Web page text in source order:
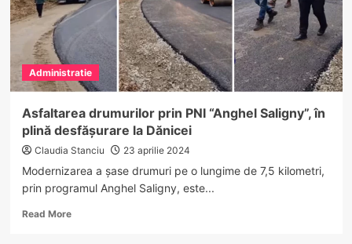
la
Administratie
Asfaltarea drumurilor prin PNI “Anghel Saligny”, în
plină desfășurare la Dănicei
Claudia Stanciu 23 aprilie 2024
Modernizarea a șase drumuri pe o lungime de 7,5 kilometri,
prin programul Anghel Saligny, este...
Read MoreRead